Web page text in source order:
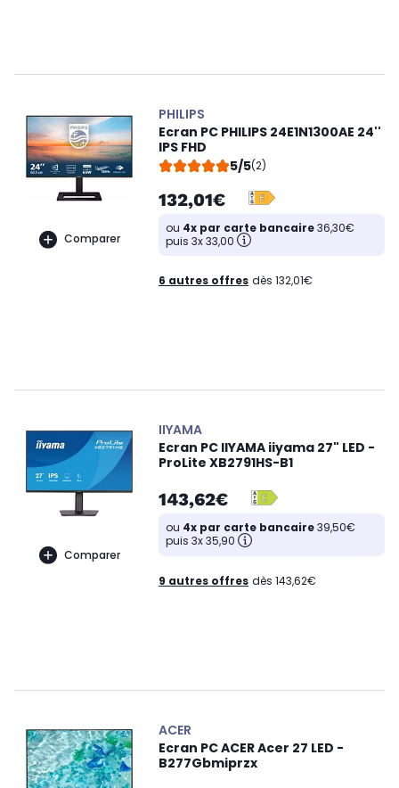
Comparer
PHILIPS
Ecran PC PHILIPS 24E1N1300AE 24''
IPS FHD
5/5(2)
132,01€
ou 4x par carte bancaire36,30€
puis 3x 33,00
6 autres offres dès 132,01€
Comparer
IIYAMA
Ecran PC IIYAMA iiyama 27" LED -
ProLite XB2791HS-B1
143,62€
ou 4x par carte bancaire39,50€
puis 3x 35,90
9 autres offres dès 143,62€
ACER
Ecran PC ACER Acer 27 LED -
B277Gbmiprzx